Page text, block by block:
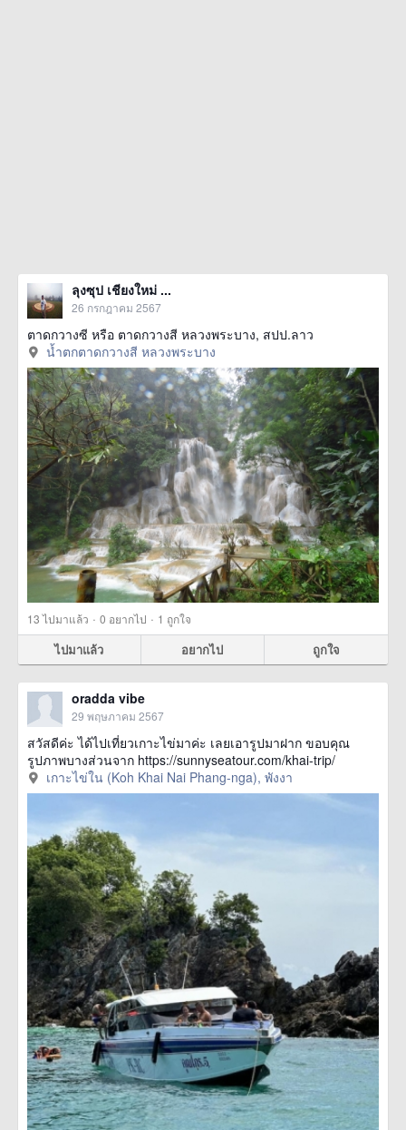
ลุงซุป เชียงใหม่ ...
26 กรกฎาคม 2567
ตาดกวางซี หรือ ตาดกวางสี หลวงพระบาง, สปป.ลาว
น้ำตกตาดกวางสี หลวงพระบาง
13ไปมาแล้ว · 0 อยากไป · 1 ถูกใจ
ไปมาแล้ว อยากไป ถูกใจ
oradda vibe
29 พฤษภาคม 2567
สวัสดีค่ะ ได้ไปเที่ยวเกาะไข่มาค่ะ เลยเอารูปมาฝาก ขอบคุณ
รูปภาพบางส่วนจาก https://sunnyseatour.com/khai-trip/
เกาะไข่ใน (Koh Khai Nai Phang-nga), พังงา